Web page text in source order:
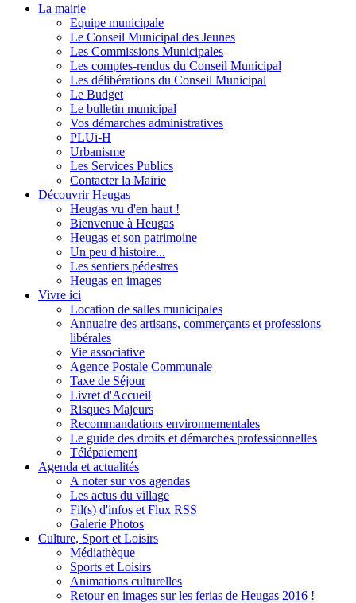
La mairie
Equipe municipale
Le Conseil Municipal des Jeunes
Les Commissions Municipales
Les comptes-rendus du Conseil Municipal
Les délibérations du Conseil Municipal
Le Budget
Le bulletin municipal
Vos démarches administratives
PLUi-H
Urbanisme
Les Services Publics
Contacter la Mairie
Découvrir Heugas
Heugas vu d'en haut !
Bienvenue à Heugas
Heugas et son patrimoine
Un peu d'histoire...
Les sentiers pédestres
Heugas en images
Vivre ici
Location de salles municipales
Annuaire des artisans, commerçants et professions
libérales
Vie associative
Agence Postale Communale
Taxe de Séjour
Livret d'Accueil
Risques Majeurs
Recommandations environnementales
Le guide des droits et démarches professionnelles
Télépaiement
Agenda et actualités
A noter sur vos agendas
Les actus du village
Fil(s) d'infos et Flux RSS
Galerie Photos
Culture, Sport et Loisirs
Médiathèque
Sports et Loisirs
Animations culturelles
Retour en images sur les ferias de Heugas 2016 !